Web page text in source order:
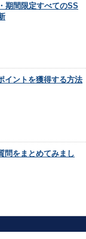
期間限定すべてのSS
イントを獲得する方法
問をまとめてみまし